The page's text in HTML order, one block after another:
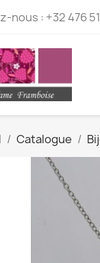
nous : +32 476
Catalogue